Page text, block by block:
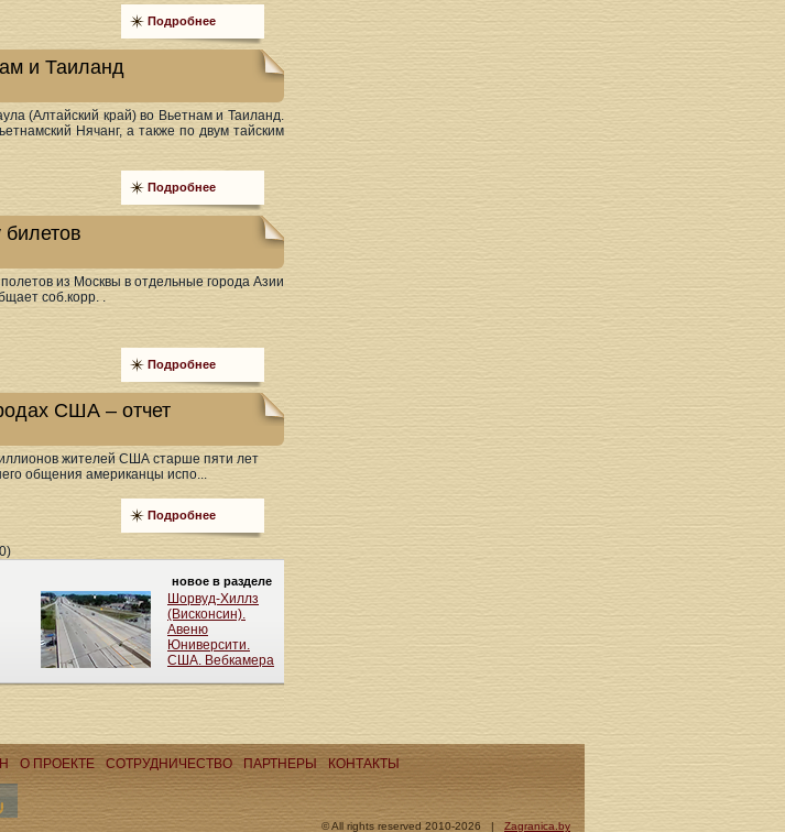
Подробнее
и Таиланд
(Алтайский край) во Вьетнам и Таиланд.
Нячанг, а также по двум тайским
Подробнее
из Москвы в отдельные города Азии
соб.корр. .
Подробнее
США – отчет
жителей США старше пяти лет
общения американцы испо...
Подробнее
О ПРОЕКТЕ CОТРУДНИЧЕСТВО ПАРТНЕРЫ КОНТАКТЫ
© All rights reserved 2010-2026 | Zagranica.by